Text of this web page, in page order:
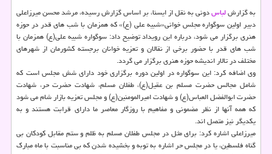
به گزارشلباسدونی به نقل از ایسنا، بر اساس گزارش رسیده، مرشد محسن میرزاعلی
دبیر اولین سوگواره مجلس خوانی«شبیه علی (ع)» که همزمان با شب های قدر در حوزه
هنری برگزار می شود، درباره این رویداد توضیح داد: سوگواره شبیه علی(ع) همزمان با
شب های قدر با حضور برخی از نقالان و تعزیه خوانان برجسته کشورمان از شهرهای
مختلف در تالار اندیشه حوزه هنری برگزار می گردد.
وی اضافه کرد: این سوگواره در اولین دوره برگزاری خود دارای شش مجلس است که
شامل مجالس حضرت مسلم بن عقیل(ع)، طفلان مسلم، شهادت حضرت حر، شهادت
حضرت ابوالفضل العباس(ع) و شهادت امیرالمومنین(ع) و مجلس تعزیه بازار شام می شود
که همه آنها از نظر مضمونی و مفاهیم با روزگار معاصر ما دارای قرابت هستند و به
یکدیگر نیز متصل اند.
میرزاعلی اشاره کرد: برای مثل در مجلس طفلان مسلم به ظلم و ستم مقابل کودکان بی
گناه فلسطین، یا در مجلس حر اشاره به توبه و بخشیده شدن که بی مناسبت با ماه مبارک